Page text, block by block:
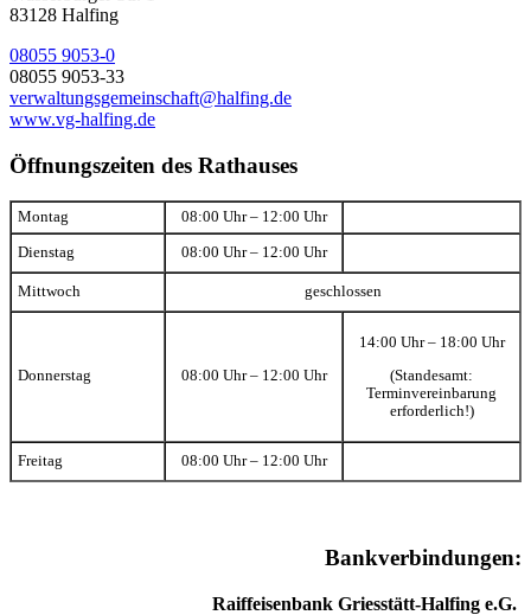
83128 Halfing
08055 9053-0
08055 9053-33
verwaltungsgemeinschaft@halfing.de
www.vg-halfing.de
Öffnungszeiten des Rathauses
Montag 08:00 Uhr – 12:00 Uhr
Dienstag 08:00 Uhr – 12:00 Uhr
Mittwoch geschlossen
Donnerstag 08:00 Uhr – 12:00 Uhr
14:00 Uhr – 18:00 Uhr
(Standesamt:
Terminvereinbarung
erforderlich!)
Freitag 08:00 Uhr – 12:00 Uhr
Bankverbindungen:
Raiffeisenbank Griesstätt-Halfing e.G.